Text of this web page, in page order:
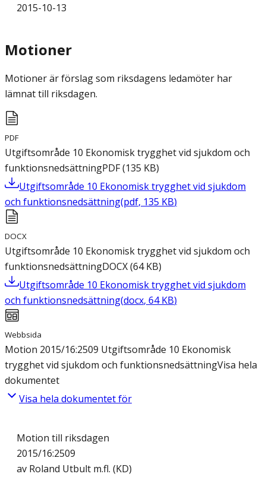
2015-10-13
Motioner
Motioner är förslag som riksdagens ledamöter har
lämnat till riksdagen.
PDF
Utgiftsområde 10 Ekonomisk trygghet vid sjukdom och
funktionsnedsättningPDF(135 KB)
Utgiftsområde 10 Ekonomisk trygghet vid sjukdom
och funktionsnedsättning(pdf, 135 KB)
DOCX
Utgiftsområde 10 Ekonomisk trygghet vid sjukdom och
funktionsnedsättningDOCX(64 KB)
Utgiftsområde 10 Ekonomisk trygghet vid sjukdom
och funktionsnedsättning(docx, 64 KB)
Webbsida
Motion 2015/16:2509 Utgiftsområde 10 Ekonomisk
trygghet vid sjukdom och funktionsnedsättningVisa hela
dokumentet
Visa hela dokumentet för
Motion till riksdagen
2015/16:2509
av Roland Utbult m.fl. (KD)